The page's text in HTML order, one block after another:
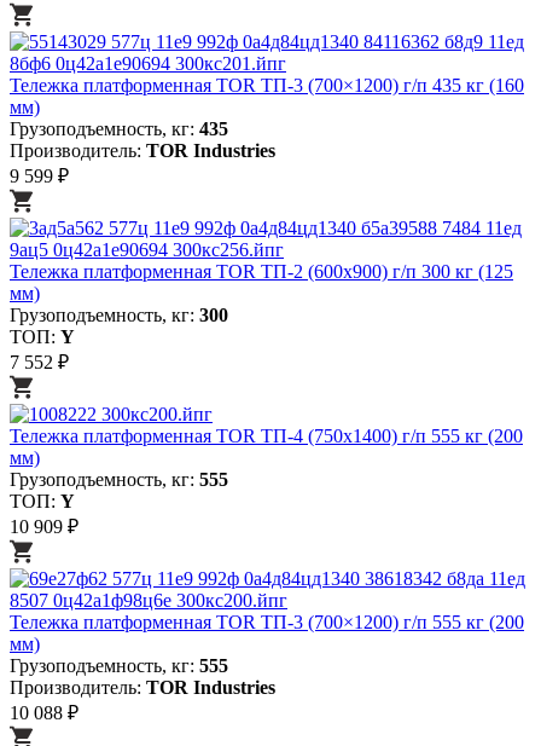
Тележка платформенная TOR ТП-3 (700×1200) г/п 435 кг (160
мм)
Грузоподъемность, кг: 435
Производитель: TOR Industries
9 599 ₽
Тележка платформенная TOR ТП-2 (600х900) г/п 300 кг (125
мм)
Грузоподъемность, кг: 300
ТОП: Y
7 552 ₽
Тележка платформенная TOR ТП-4 (750х1400) г/п 555 кг (200
мм)
Грузоподъемность, кг: 555
ТОП: Y
10 909 ₽
Тележка платформенная TOR ТП-3 (700×1200) г/п 555 кг (200
мм)
Грузоподъемность, кг: 555
Производитель: TOR Industries
10 088 ₽